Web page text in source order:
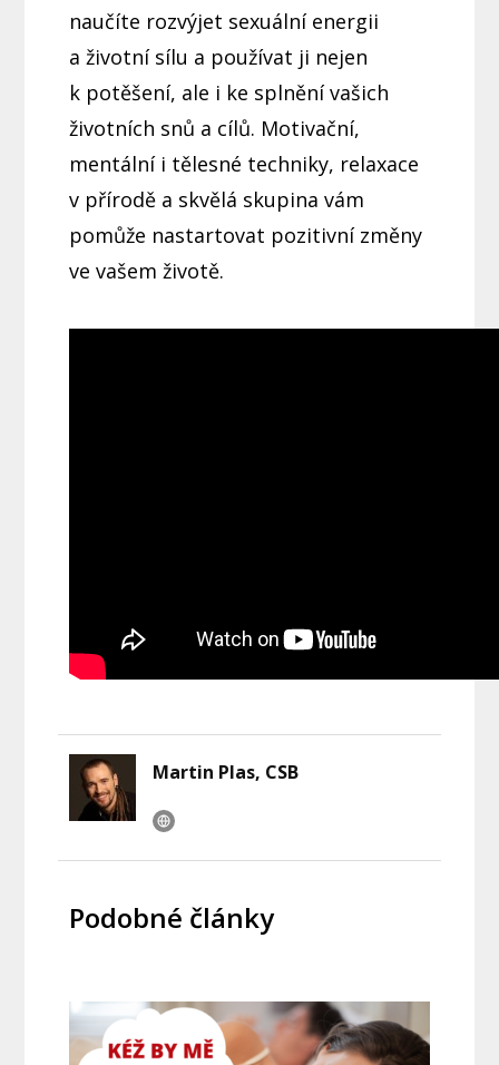
naučíte rozvýjet sexuální energii
a životní sílu a používat ji nejen
k potěšení, ale i ke splnění vašich
životních snů a cílů. Motivační,
mentální i tělesné techniky, relaxace
v přírodě a skvělá skupina vám
pomůže nastartovat pozitivní změny
ve vašem životě.
Martin Plas, CSB
Podobné články